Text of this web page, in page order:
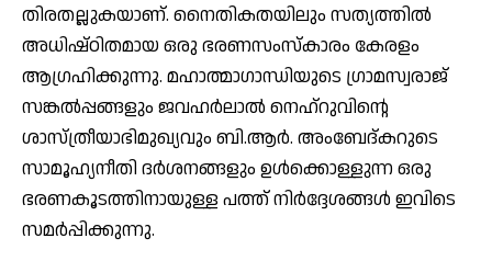
തിരതല്ലുകയാണ്. നൈതികതയിലും സത്യത്തിൽ
അധിഷ്ഠിതമായ ഒരു ഭരണസംസ്‌കാരം കേരളം
ആഗ്രഹിക്കുന്നു. മഹാത്മാഗാന്ധിയുടെ ഗ്രാമസ്വരാജ്
സങ്കൽപ്പങ്ങളും ജവഹർലാൽ നെഹ്‌റുവിന്റെ
ശാസ്ത്രീയാഭിമുഖ്യവും ബി.ആർ. അംബേദ്കറുടെ
സാമൂഹ്യനീതി ദർശനങ്ങളും ഉൾക്കൊള്ളുന്ന ഒരു
ഭരണകൂടത്തിനായുള്ള പത്ത് നിർദ്ദേശങ്ങൾ ഇവിടെ
സമർപ്പിക്കുന്നു.